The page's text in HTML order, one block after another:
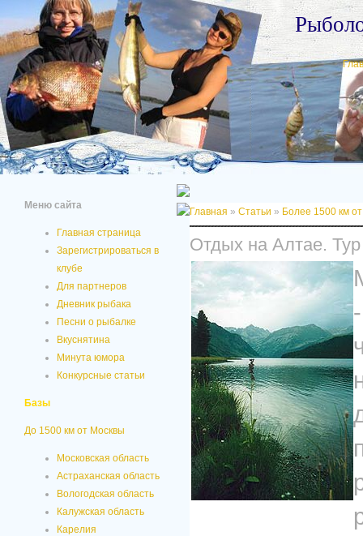
Меню сайта
Главная страница
Зарегистрироваться в
клубе
Для партнеров
Дневник рыбака
Песни о рыбалке
Вкуснятина
Минута юмора
Конкурсные статьи
Базы
До 1500 км от Москвы
Московская область
Астраханская область
Вологодская область
Калужская область
Карелия
Главная » Статьи » Более 1500 км
Отдых на Алтае.